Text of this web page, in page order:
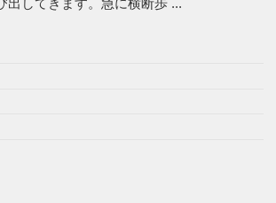
出してきます。急に横断歩 ...